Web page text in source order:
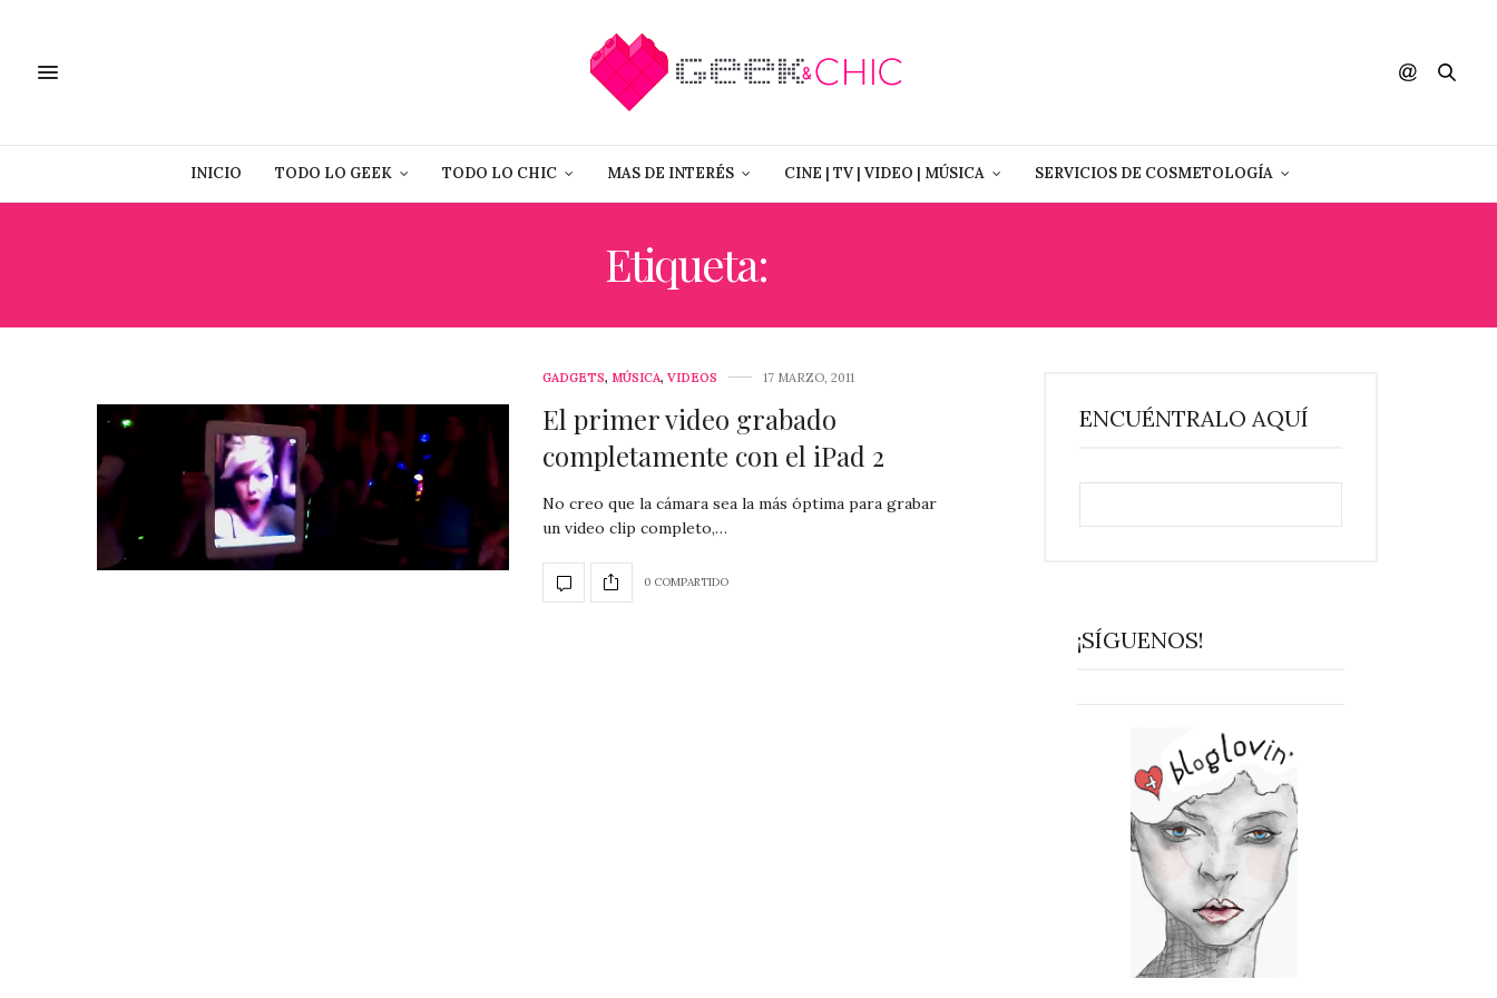
INICIO TODO LO GEEK TODO LO CHIC MAS DE INTERÉS CINE | TV | VIDEO | MÚSICA SERVICIOS DE COSMETOLOGÍA
Etiqueta:
GADGETS, MÚSICA, VIDEOS 17 MARZO, 2011
El primer video grabado
completamente con el iPad 2
No creo que la cámara sea la más óptima para grabar
un video clip completo,…
0 COMPARTIDO
ENCUÉNTRALO AQUÍ
¡SÍGUENOS!